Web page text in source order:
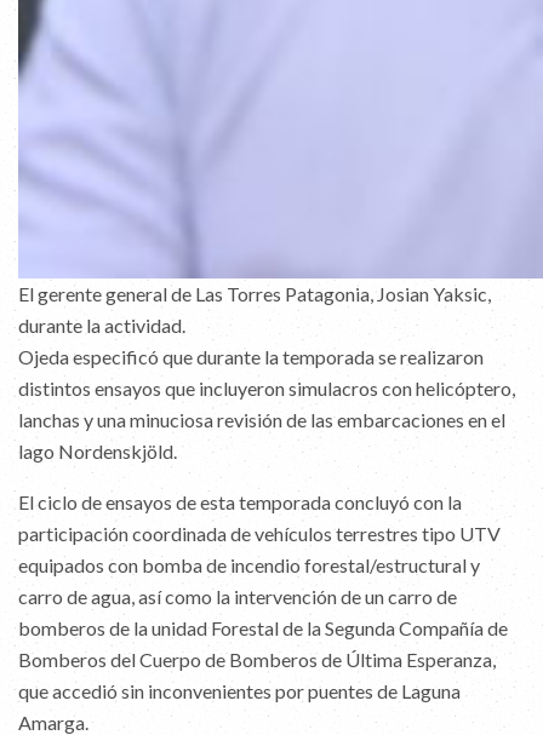
El gerente general de Las Torres Patagonia, Josian Yaksic,
durante la actividad.
Ojeda especificó que durante la temporada se realizaron
distintos ensayos que incluyeron simulacros con helicóptero,
lanchas y una minuciosa revisión de las embarcaciones en el
lago Nordenskjöld.
El ciclo de ensayos de esta temporada concluyó con la
participación coordinada de vehículos terrestres tipo UTV
equipados con bomba de incendio forestal/estructural y
carro de agua, así como la intervención de un carro de
bomberos de la unidad Forestal de la Segunda Compañía de
Bomberos del Cuerpo de Bomberos de Última Esperanza,
que accedió sin inconvenientes por puentes de Laguna
Amarga.